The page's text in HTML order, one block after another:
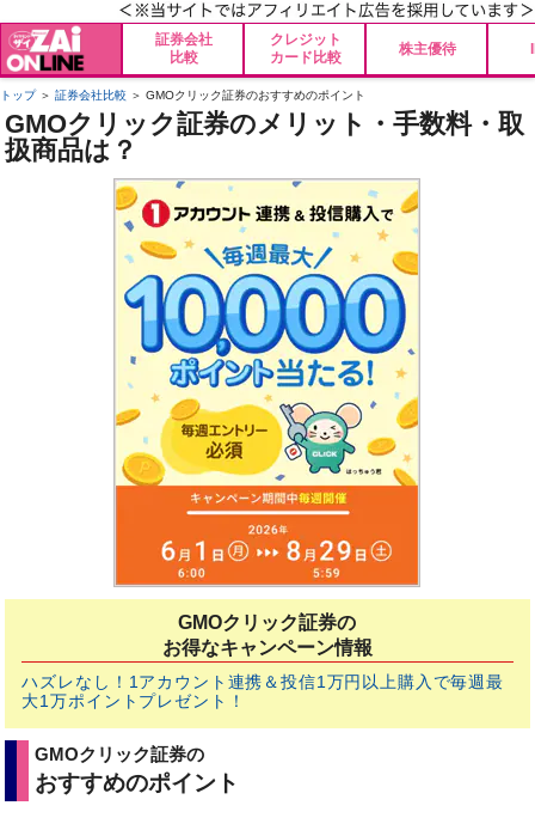
証券会社
比較
クレジット
カード比較
株主優待
トップ＞ 証券会社比較 ＞ GMOクリック証券のおすすめのポイント
GMOクリック証券のメリット・手数料・取
扱商品は？
GMOクリック証券の
お得なキャンペーン情報
ハズレなし！1アカウント連携＆投信1万円以上購入で毎週最
大1万ポイントプレゼント！
GMOクリック証券の
おすすめのポイント